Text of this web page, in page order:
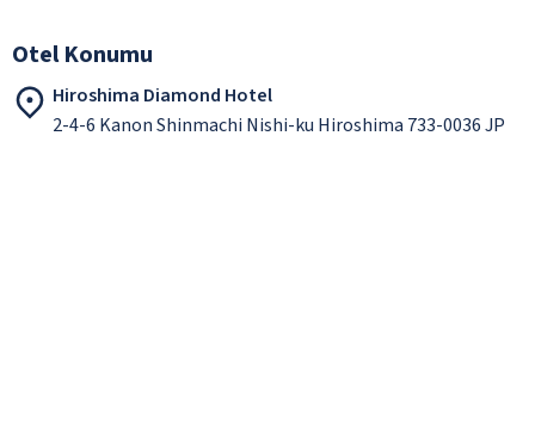
Otel Konumu
Hiroshima Diamond Hotel
2-4-6 Kanon Shinmachi Nishi-ku Hiroshima 733-0036 JP